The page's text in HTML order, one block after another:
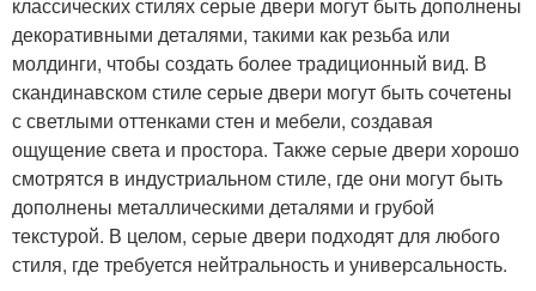
декоративными деталями, такими как резьба или
молдинги, чтобы создать более традиционный вид. В
скандинавском стиле серые двери могут быть сочетены
с светлыми оттенками стен и мебели, создавая
ощущение света и простора. Также серые двери хорошо
смотрятся в индустриальном стиле, где они могут быть
дополнены металлическими деталями и грубой
текстурой. В целом, серые двери подходят для любого
стиля, где требуется нейтральность и универсальность.